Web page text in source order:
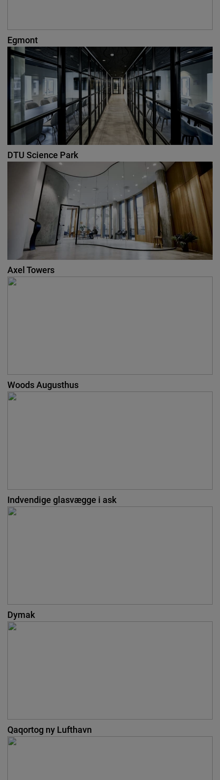
Egmont
DTU Science Park
Axel Towers
Woods Augusthus
Indvendige glasvægge i ask
Dymak
Qaqortog ny Lufthavn